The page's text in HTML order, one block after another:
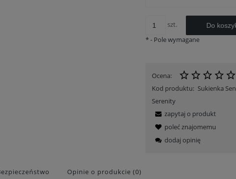
30 dni:279,00 zł
Sukienka midi rękaw motylek - Whispers
Najniższa z 30 dni:279,00 zł
szt. Do
*- Pole wymagane
Ocena:
Kod produktu: Sukienka
Serenity
zapytaj o produkt
poleć znajomemu
dodaj opinię
Opinie o produkcie (0)